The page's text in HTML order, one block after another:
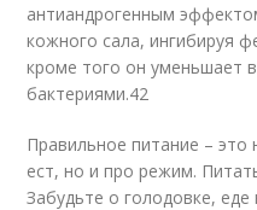
антиандрогенным
кожного сала, ингибируя
кроме того он уменьшает
бактериями.42
Правильное питание –
ест, но и про режим.
Забудьте о голодовке,